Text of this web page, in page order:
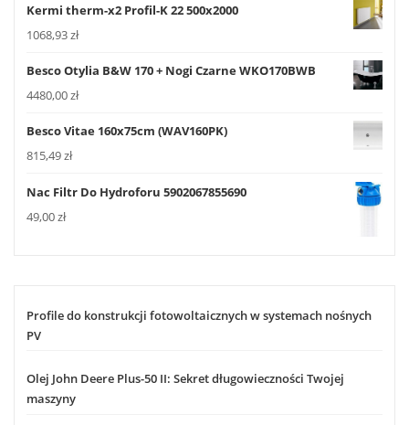
Kermi therm-x2 Profil-K 22 500x2000
1068,93zł
Besco Otylia B&W 170 + Nogi Czarne WKO170BWB
4480,00zł
Besco Vitae 160x75cm (WAV160PK)
815,49zł
Nac Filtr Do Hydroforu 5902067855690
49,00zł
Profile do konstrukcji fotowoltaicznych w systemach nośnych
PV
Olej John Deere Plus-50 II: Sekret długowieczności Twojej
maszyny